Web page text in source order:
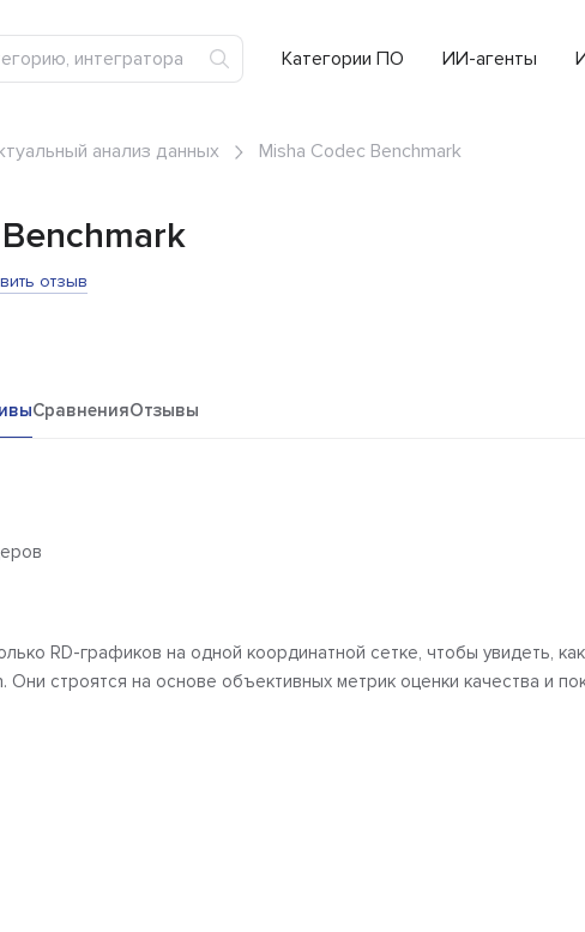
Категории ПО ИИ-агенты
анализ данных Misha Codec Benchmark
отзыв
СравненияОтзывы
RD-графиков на одной координатной сетке, чтобы увидеть,
строятся на основе объективных метрик оценки качества и